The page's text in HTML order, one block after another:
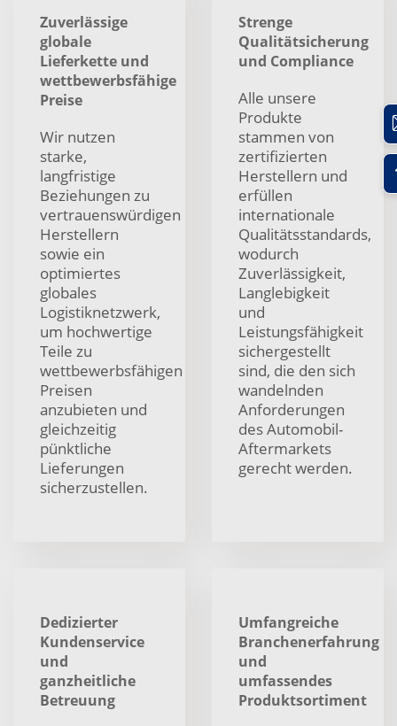
Zuverlässige
globale
Lieferkette und
wettbewerbsfähige
Preise
Wir nutzen
starke,
langfristige
Beziehungen zu
vertrauenswürdigen
Herstellern
sowie ein
optimiertes
globales
Logistiknetzwerk,
um hochwertige
Teile zu
wettbewerbsfähigen
Preisen
anzubieten und
gleichzeitig
pünktliche
Lieferungen
sicherzustellen.
Strenge
Qualitätsicherung
und Compliance
Alle unsere
Produkte
stammen von
zertifizierten
Herstellern und
erfüllen
internationale
Qualitätsstandards,
wodurch
Zuverlässigkeit,
Langlebigkeit
und
Leistungsfähigkeit
sichergestellt
sind, die den sich
wandelnden
Anforderungen
des Automobil-
Aftermarkets
gerecht werden.
Dedizierter
Kundenservice
und
ganzheitliche
Betreuung
Umfangreiche
Branchenerfahrung
und
umfassendes
Produktsortiment